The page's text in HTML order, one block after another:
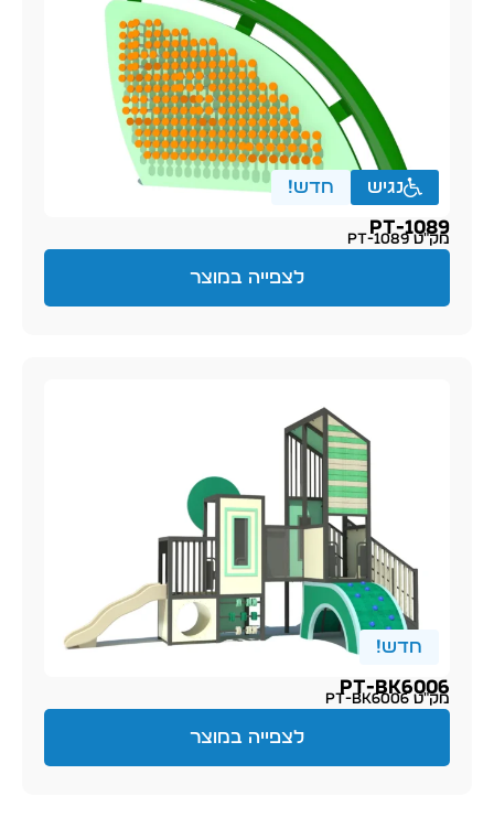
נגיש חדש!
PT-1089
מק״ט PT-1089
לצפייה במוצר
חדש!
PT-BK6006
מק״ט PT-BK6006
לצפייה במוצר